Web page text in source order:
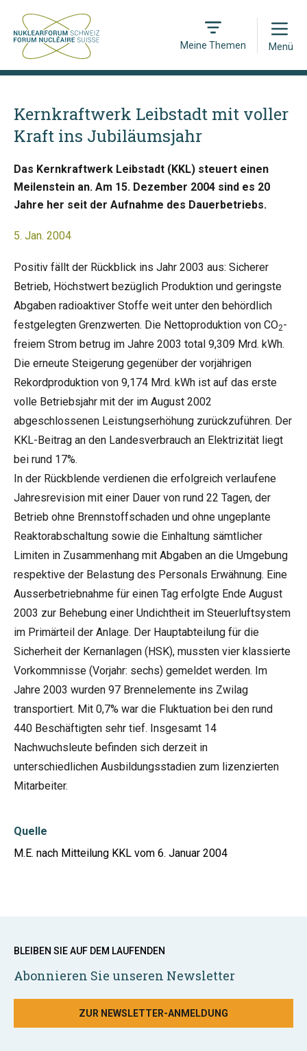
Meine Themen
Open
Menü
Kernkraftwerk Leibstadt mit voller
Kraft ins Jubiläumsjahr
Das Kernkraftwerk Leibstadt (KKL) steuert einen
Meilenstein an. Am 15. Dezember 2004 sind es 20
Jahre her seit der Aufnahme des Dauerbetriebs.
5. Jan. 2004
Positiv fällt der Rückblick ins Jahr 2003 aus: Sicherer
Betrieb, Höchstwert bezüglich Produktion und geringste
Abgaben radioaktiver Stoffe weit unter den behördlich
festgelegten Grenzwerten. Die Nettoproduktion von CO2-
freiem Strom betrug im Jahre 2003 total 9,309 Mrd. kWh.
Die erneute Steigerung gegenüber der vorjährigen
Rekordproduktion von 9,174 Mrd. kWh ist auf das erste
volle Betriebsjahr mit der im August 2002
abgeschlossenen Leistungserhöhung zurückzuführen. Der
KKL-Beitrag an den Landesverbrauch an Elektrizität liegt
bei rund 17%.
In der Rückblende verdienen die erfolgreich verlaufene
Jahresrevision mit einer Dauer von rund 22 Tagen, der
Betrieb ohne Brennstoffschaden und ohne ungeplante
Reaktorabschaltung sowie die Einhaltung sämtlicher
Limiten in Zusammenhang mit Abgaben an die Umgebung
respektive der Belastung des Personals Erwähnung. Eine
Ausserbetriebnahme für einen Tag erfolgte Ende August
2003 zur Behebung einer Undichtheit im Steuerluftsystem
im Primärteil der Anlage. Der Hauptabteilung für die
Sicherheit der Kernanlagen (HSK), mussten vier klassierte
Vorkommnisse (Vorjahr: sechs) gemeldet werden. Im
Jahre 2003 wurden 97 Brennelemente ins Zwilag
transportiert. Mit 0,7% war die Fluktuation bei den rund
440 Beschäftigten sehr tief. Insgesamt 14
Nachwuchsleute befinden sich derzeit in
unterschiedlichen Ausbildungsstadien zum lizenzierten
Mitarbeiter.
Quelle
M.E. nach Mitteilung KKL vom 6. Januar 2004
BLEIBEN SIE AUF DEM LAUFENDEN
Abonnieren Sie unseren Newsletter
ZUR NEWSLETTER-ANMELDUNG